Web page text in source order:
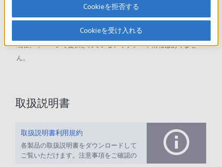
ダウンロード
現在、本ページで提供されているアップデート情報はありませ
ん。
取扱説明書
取扱説明書利用規約
各製品の取扱説明書をダウンロードして
ご覧いただけます。注意事項をご確認の
Cookieを拒否する
Cookieを受け入れる